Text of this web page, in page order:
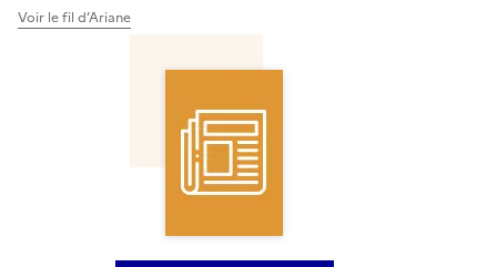
Voir le fil d’Ariane